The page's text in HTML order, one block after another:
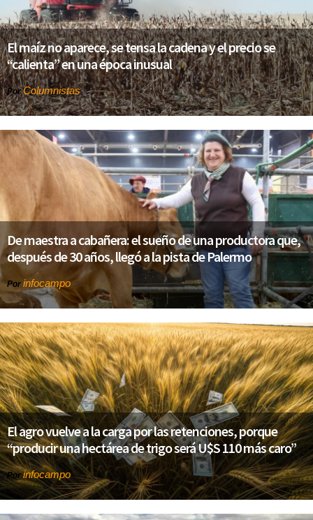
El maíz no aparece, se tensa la cadena y el precio se
“calienta” en una época inusual
PorColumnistas
De maestra a cabañera: el sueño de una productora que,
después de 30 años, llegó a la pista de Palermo
Por infocampo
El agro vuelve a la carga por las retenciones, porque
“producir una hectárea de trigo será U$S 110 más caro”
Porinfocampo